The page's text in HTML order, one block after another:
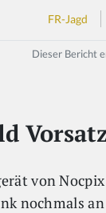
FR-Jagd
Dieser Bericht
von
nochmals an